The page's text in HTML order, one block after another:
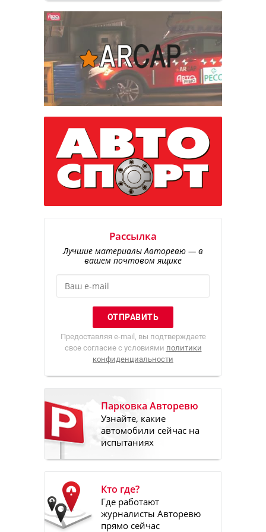
Рассылка
Лучшие материалы Авторевю — в
вашем почтовом ящике
Предоставляя e-mail, вы подтверждаете
свое согласие с условиями политики
конфиденциальности
Парковка Авторевю
Узнайте, какие
автомобили сейчас на
испытаниях
Кто где?
Где работают
журналисты Авторевю
прямо сейчас